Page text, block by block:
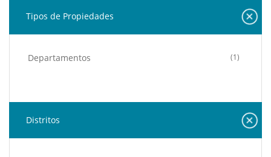
Tipos de Propiedades
Departamentos (1)
Distritos